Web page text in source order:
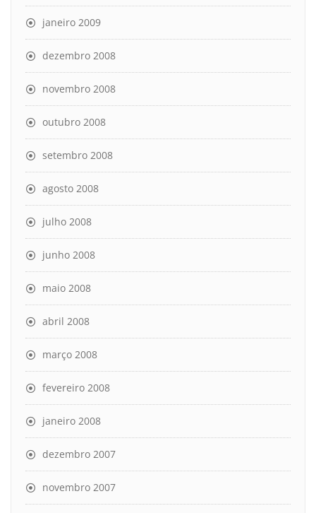
janeiro 2009
dezembro 2008
novembro 2008
outubro 2008
setembro 2008
agosto 2008
julho 2008
junho 2008
maio 2008
abril 2008
março 2008
fevereiro 2008
janeiro 2008
dezembro 2007
novembro 2007